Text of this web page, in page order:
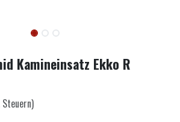
Kamineinsatz Ekko R